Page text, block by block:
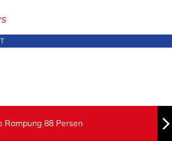
Rampung 88 Persen